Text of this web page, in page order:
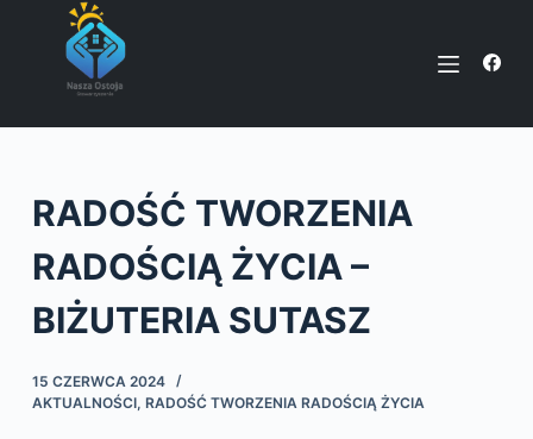
o
RADOŚĆ TWORZENIA
RADOŚCIĄ ŻYCIA –
BIŻUTERIA SUTASZ
15 CZERWCA 2024
AKTUALNOŚCI, RADOŚĆ TWORZENIA RADOŚCIĄ ŻYCIA